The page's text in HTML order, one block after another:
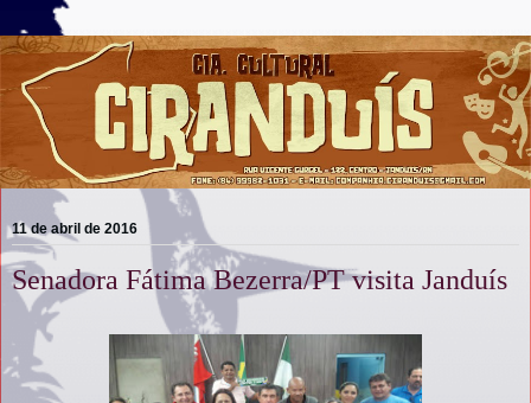
11 de abril de 2016
Senadora Fátima Bezerra/PT visita Janduís